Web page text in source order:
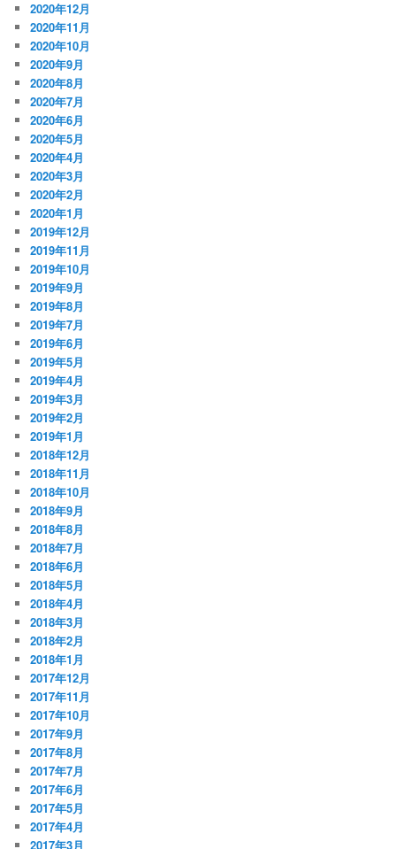
2020年12月
2020年11月
2020年10月
2020年9月
2020年8月
2020年7月
2020年6月
2020年5月
2020年4月
2020年3月
2020年2月
2020年1月
2019年12月
2019年11月
2019年10月
2019年9月
2019年8月
2019年7月
2019年6月
2019年5月
2019年4月
2019年3月
2019年2月
2019年1月
2018年12月
2018年11月
2018年10月
2018年9月
2018年8月
2018年7月
2018年6月
2018年5月
2018年4月
2018年3月
2018年2月
2018年1月
2017年12月
2017年11月
2017年10月
2017年9月
2017年8月
2017年7月
2017年6月
2017年5月
2017年4月
2017年3月